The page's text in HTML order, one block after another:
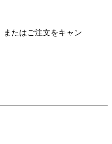
またはご注文をキャン